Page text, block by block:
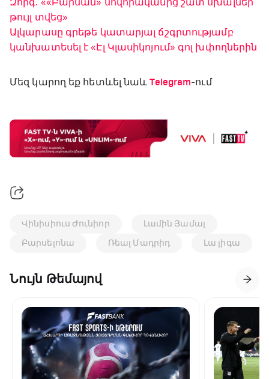
թույլ տվեց»
Ալկարասը գրեթե կատարյալ ճշգրտությամբ
կանխատեսել է «Էլ Կլասիկոյում» գոլ խփողներին
Մեզ կարող եք հետևել նաև Telegram-ում
Վինիսիուս Ժունիոր
Լամին Յամալ
Բարսելոնա
Ռեալ Մադրիդ Լա լիգա
Նույն Թեմայով